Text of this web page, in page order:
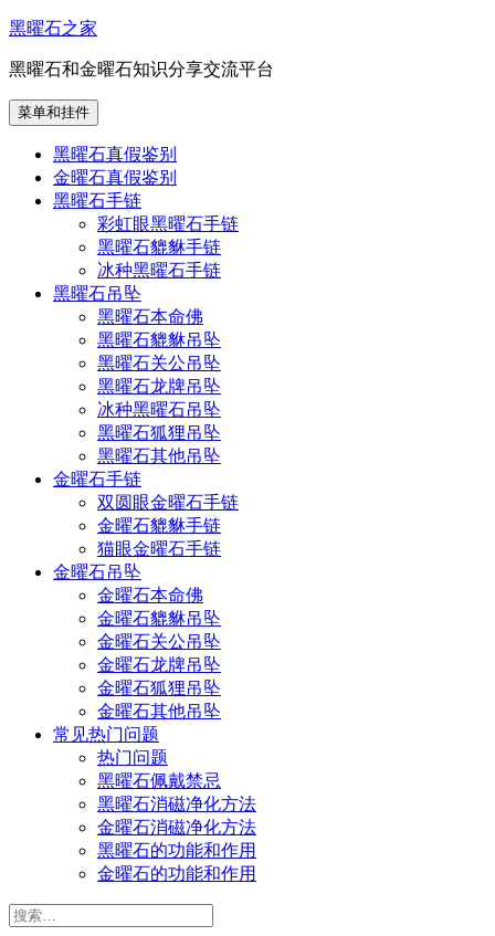
跳
内
容
黑曜石之家
黑曜石和金曜石知识分享交流平台
菜单和挂件
黑曜石真假鉴别
金曜石真假鉴别
黑曜石手链
彩虹眼黑曜石手链
黑曜石貔貅手链
冰种黑曜石手链
黑曜石吊坠
黑曜石本命佛
黑曜石貔貅吊坠
黑曜石关公吊坠
黑曜石龙牌吊坠
冰种黑曜石吊坠
黑曜石狐狸吊坠
黑曜石其他吊坠
金曜石手链
双圆眼金曜石手链
金曜石貔貅手链
猫眼金曜石手链
金曜石吊坠
金曜石本命佛
金曜石貔貅吊坠
金曜石关公吊坠
金曜石龙牌吊坠
金曜石狐狸吊坠
金曜石其他吊坠
常见热门问题
热门问题
黑曜石佩戴禁忌
黑曜石消磁净化方法
金曜石消磁净化方法
黑曜石的功能和作用
金曜石的功能和作用
搜